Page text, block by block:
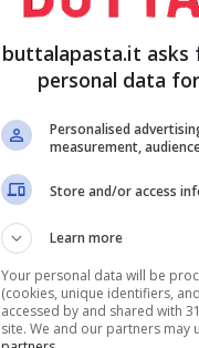
buttalapasta.it asks
personal data
Personalised
measurement,
Store and/or access
Learn more
Your personal data will be
(cookies, unique identifiers,
accessed by and shared with
site. We and our partners may